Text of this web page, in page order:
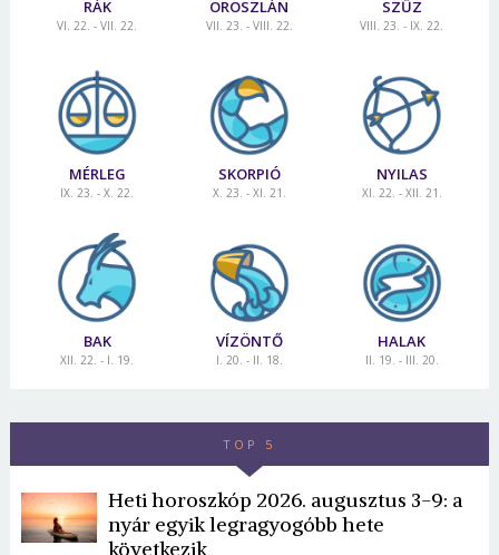
RÁK
VI. 22. - VII. 22.
OROSZLÁN
VII. 23. - VIII. 22.
SZŰZ
VIII. 23. - IX. 22.
MÉRLEG
IX. 23. - X. 22.
SKORPIÓ
X. 23. - XI. 21.
NYILAS
XI. 22. - XII. 21.
BAK
XII. 22. - I. 19.
VÍZÖNTŐ
I. 20. - II. 18.
HALAK
II. 19. - III. 20.
TOP 5
Heti horoszkóp 2026. augusztus 3-9: a
nyár egyik legragyogóbb hete
következik